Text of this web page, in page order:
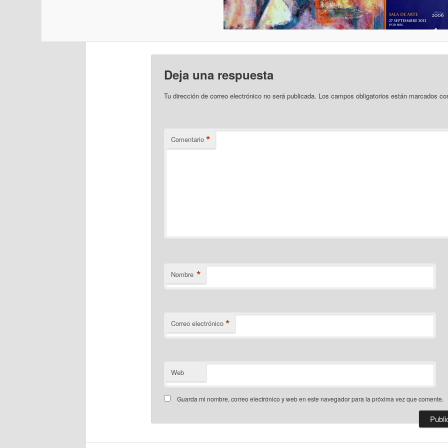
Deja una respuesta
Tu dirección de correo electrónico no será publicada. Los campos obligatorios están marcados
Comentario *
Nombre *
Correo electrónico *
Web
Guarda mi nombre, correo electrónico y web en este navegador para la próxima vez que comente.